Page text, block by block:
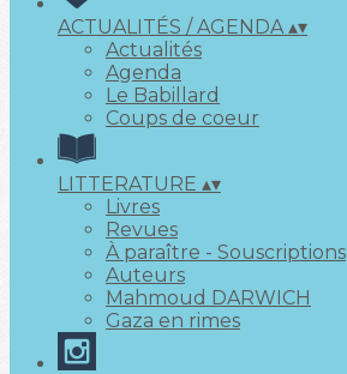
ACTUALITÉS / AGENDA▴▾
Actualités
Agenda
Le Babillard
Coups de coeur
LITTERATURE ▴▾
Livres
Revues
À paraître - Souscriptions
Auteurs
Mahmoud DARWICH
Gaza en rimes